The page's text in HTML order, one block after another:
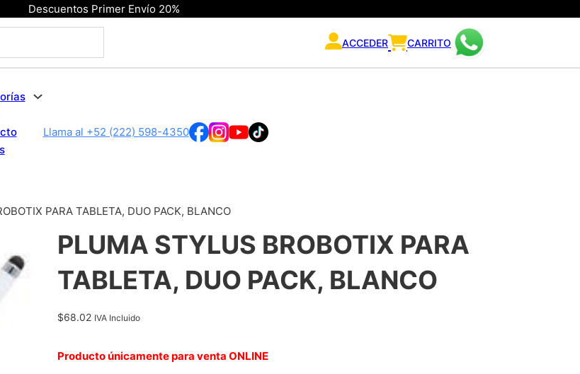
Descuentos Primer Envío 20%
ACCEDER CARRITO
Llama al +52 (222) 598-4350
PARA TABLETA, DUO PACK, BLANCO
PLUMA STYLUS BROBOTIX PARA
TABLETA, DUO PACK, BLANCO
$68.02 IVA Incluido
Producto únicamente para venta ONLINE